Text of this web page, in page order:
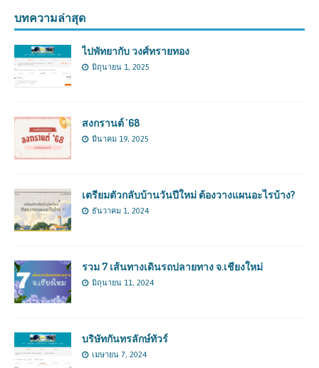
บทความล่าสุด
ไปพัทยากับ วงศ์ทรายทอง
มิถุนายน 1, 2025
สงกรานต์ ’68
มีนาคม 19, 2025
เตรียมตัวกลับบ้านวันปีใหม่ ต้องวางแผนอะไรบ้าง?
ธันวาคม 1, 2024
รวม 7 เส้นทางเดินรถปลายทาง จ.เชียงใหม่
มิถุนายน 11, 2024
บริษัทกันทรลักษ์ทัวร์
เมษายน 7, 2024